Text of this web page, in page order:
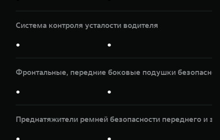
Система контроля усталости водителя
● ●
Фронтальные, передние боковые подушки
● ●
Преднатяжители ремней безопасности переднего и